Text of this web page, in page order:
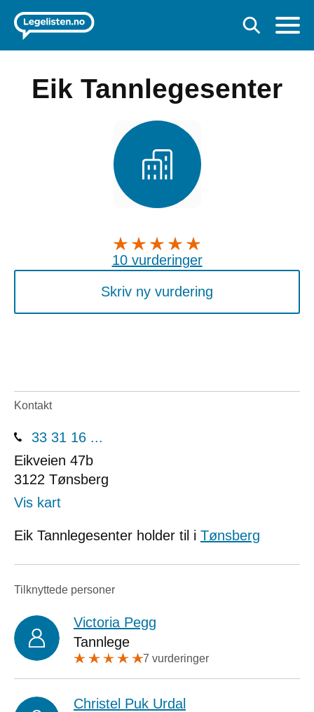
Eik Tannlegesenter
10 vurderinger
Skriv ny vurdering
Kontakt
33 31 16 ...
Eikveien 47b
3122 Tønsberg
Vis kart
Eik Tannlegesenter holder til i Tønsberg
Tilknyttede personer
Victoria Pegg
Tannlege
7 vurderinger
Christel Puk Urdal